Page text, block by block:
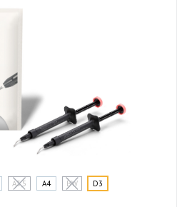
A3,5 A4 BW D3